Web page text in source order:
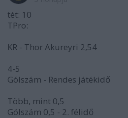
tét: 10
TPro:
KR - Thor Akureyri 2,54
4-5
Gólszám - Rendes játékidő
Több, mint 0,5
Gólszám 0,5 - 2. félidő